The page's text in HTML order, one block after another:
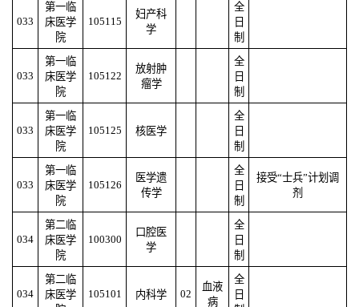
033
第一临
床医学
院
105115
妇产科
学
全
日
制
033
第一临
床医学
院
105122
放射肿
瘤学
全
日
制
033
第一临
床医学
院
105125 核医学
全
日
制
033
第一临
床医学
院
105126
医学遗
传学
全
日
制
接受“士兵”计划调
剂
034
第二临
床医学
院
100300
口腔医
学
全
日
制
034
第二临
床医学
105101 内科学 02
血液
病
全
日